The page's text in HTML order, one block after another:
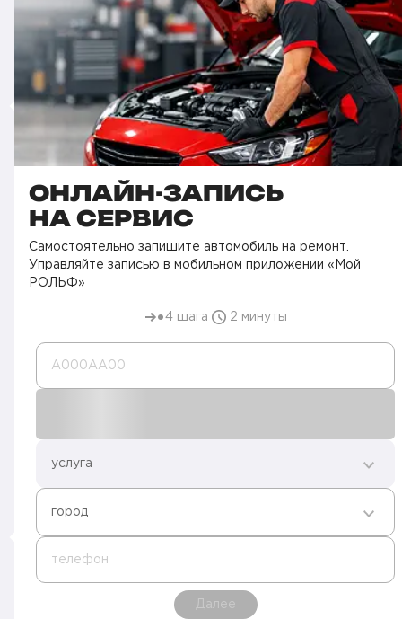
ОНЛАЙН-ЗАПИСЬ
НА СЕРВИС
Самостоятельно запишите автомобиль на ремонт.
Управляйте записью в мобильном приложении «Мой
РОЛЬФ»
4 шага 2 минуты
А000AA00
услуга
город
телефон
Далее